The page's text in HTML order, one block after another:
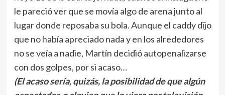
le pareció ver que se movía algo de arena junto al
lugar donde reposaba su bola. Aunque el caddy dijo
que no había apreciado nada y en los alrededores
no se veía a nadie, Martín decidió autopenalizarse
con dos golpes, por si acaso…
(El acaso sería, quizás, la posibilidad de que algún